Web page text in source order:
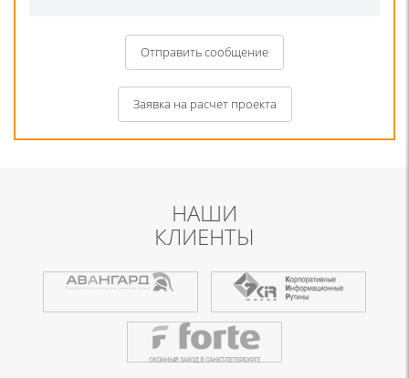
Отправить сообщение
Я даю согласие на обработку моих персональных данных для связи
Заявка на расчет проекта
НАШИ
КЛИЕНТЫ